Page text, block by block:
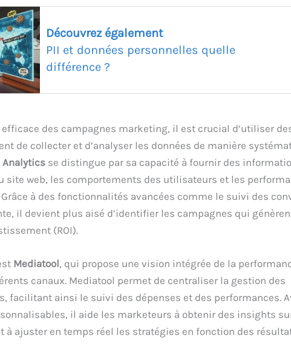
Découvrez également
PII et données personnelles quelle
différence ?
efficace des campagnes marketing, il est crucial d’utiliser
de collecter et d’analyser les données de manière
Analytics se distingue par sa capacité à fournir des
site web, les comportements des utilisateurs et les
à des fonctionnalités avancées comme le suivi des
il devient plus aisé d’identifier les campagnes qui
(ROI).
Mediatool, qui propose une vision intégrée de la
canaux. Mediatool permet de centraliser la gestion des
facilitant ainsi le suivi des dépenses et des performances.
il aide les marketeurs à obtenir des insights
à ajuster en temps réel les stratégies en fonction des